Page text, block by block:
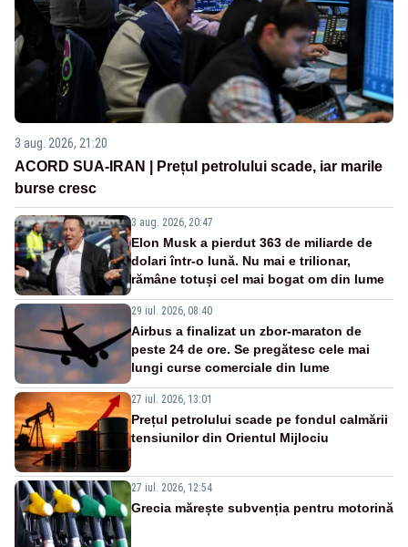
3 aug. 2026, 21:20
ACORD SUA-IRAN | Prețul petrolului scade, iar marile
burse cresc
3 aug. 2026, 20:47
Elon Musk a pierdut 363 de miliarde de
dolari într-o lună. Nu mai e trilionar,
rămâne totuși cel mai bogat om din lume
29 iul. 2026, 08:40
Airbus a finalizat un zbor-maraton de
peste 24 de ore. Se pregătesc cele mai
lungi curse comerciale din lume
27 iul. 2026, 13:01
Prețul petrolului scade pe fondul calmării
tensiunilor din Orientul Mijlociu
27 iul. 2026, 12:54
Grecia mărește subvenția pentru motorină